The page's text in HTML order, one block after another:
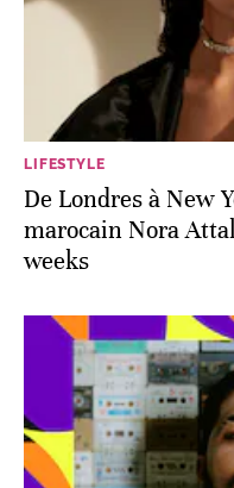
LIFESTYLE
De Londres à New
marocain Nora
weeks